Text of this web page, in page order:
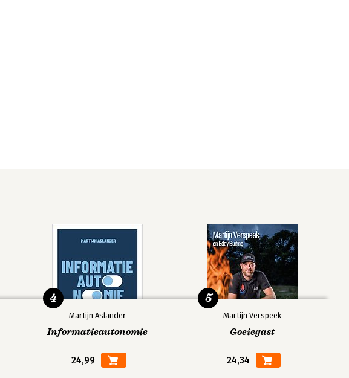
Martijn Aslander
Informatieautonomie
24,99
4
Martijn Verspeek
Goeiegast
24,34
5